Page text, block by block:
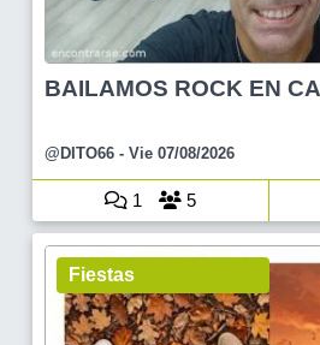
BAILAMOS ROCK EN
@DITO66 - Vie 07/08/2026
1 5
Fiestas